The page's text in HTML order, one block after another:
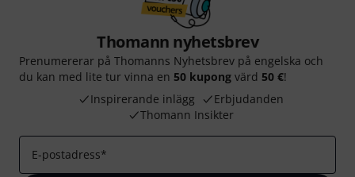
Thomann nyhetsbrev
Prenumererar på Thomanns Nyhetsbrev på engelska och
du kan med lite tur vinna en 50 kupong värd 50 €!
Inspirerande inlägg
Erbjudanden
Thomann Insikter
E-postadress*